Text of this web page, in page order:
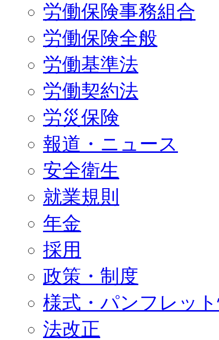
労働保険事務組合
労働保険全般
労働基準法
労働契約法
労災保険
報道・ニュース
安全衛生
就業規則
年金
採用
政策・制度
様式・パンフレッ
法改正